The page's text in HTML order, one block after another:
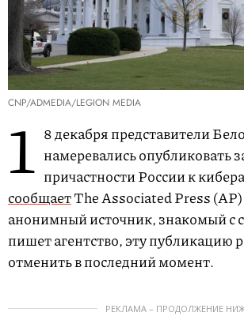
CNP/ADMEDIA/LEGION MEDIA
1 8 декабря представители
намеревались опубликовать
причастности России к
сообщаетThe Associated Press
анонимный источник, знакомый с
пишет агентство, эту публикацию
отменить в последний момент.
РЕКЛАМА – ПРОДОЛЖЕНИЕ